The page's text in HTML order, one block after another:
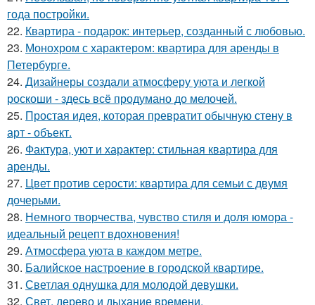
года постройки.
22. Квартира - подарок: интерьер, созданный с любовью.
23. Монохром с характером: квартира для аренды в
Петербурге.
24. Дизайнеры создали атмосферу уюта и легкой
роскоши - здесь всё продумано до мелочей.
25. Простая идея, которая превратит обычную стену в
арт - объект.
26. Фактура, уют и характер: стильная квартира для
аренды.
27. Цвет против серости: квартира для семьи с двумя
дочерьми.
28. Немного творчества, чувство стиля и доля юмора -
идеальный рецепт вдохновения!
29. Атмосфера уюта в каждом метре.
30. Балийское настроение в городской квартире.
31. Светлая однушка для молодой девушки.
32. Свет, дерево и дыхание времени.